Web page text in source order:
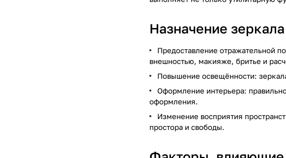
Назначение
Предоставление отражательной
внешностью, макияже, бритье и
Повышение освещённости:
Оформление интерьера:
оформления.
Изменение восприятия
простора и свободы.